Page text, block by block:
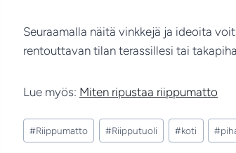
Seuraamalla näitä vinkkejä ja ideoita
rentouttavan tilan terassillesi tai
Lue myös: Miten ripustaa riippumatto
Avainsanat:
#Riippumatto #Riipputuoli #koti #